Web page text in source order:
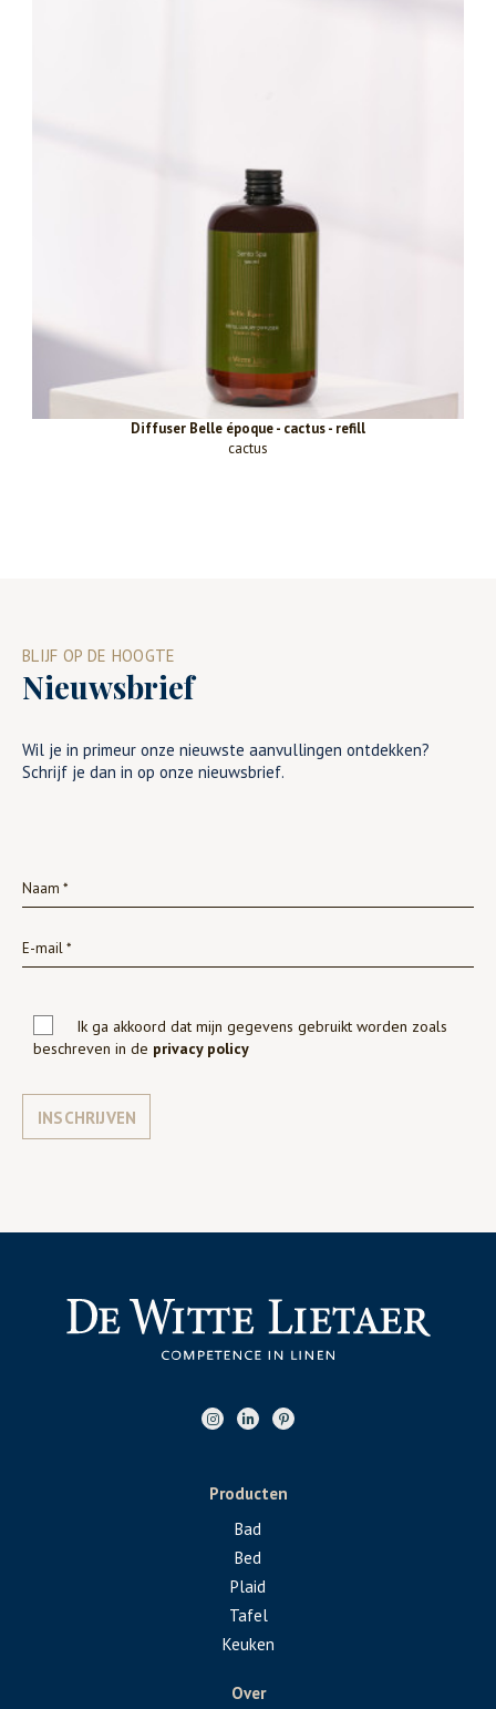
Diffuser Belle époque - cactus - refill
cactus
BLIJF OP DE HOOGTE
Nieuwsbrief
Wil je in primeur onze nieuwste aanvullingen ontdekken?
Schrijf je dan in op onze nieuwsbrief.
Ik ga akkoord dat mijn gegevens gebruikt worden zoals
beschreven in de privacy policy
INSCHRIJVEN
Producten
Bad
Bed
Plaid
Tafel
Keuken
Over